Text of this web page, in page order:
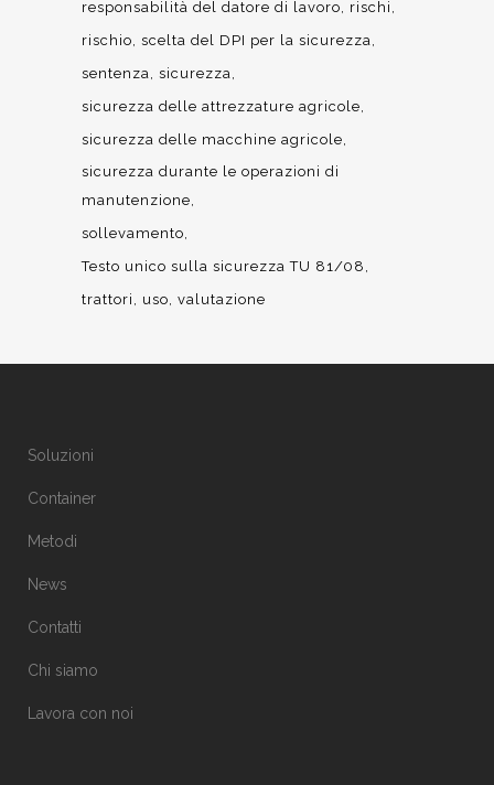
responsabilità del datore di lavoro
rischi
rischio scelta del DPI per la sicurezza
sentenza sicurezza
sicurezza delle attrezzature agricole
sicurezza delle macchine agricole
sicurezza durante le operazioni di
manutenzione
sollevamento
Testo unico sulla sicurezza TU 81/08
trattori
uso valutazione
Soluzioni
Container
Metodi
News
Contatti
Chi siamo
Lavora con noi